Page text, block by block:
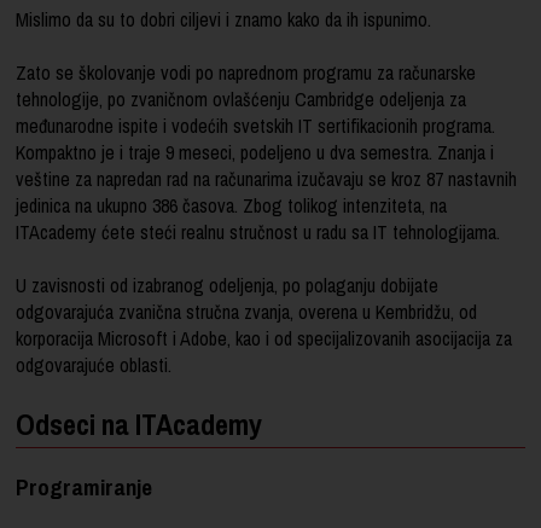
Mislimo da su to dobri ciljevi i znamo kako da ih ispunimo.
Zato se školovanje vodi po naprednom programu za računarske
tehnologije, po zvaničnom ovlašćenju Cambridge odeljenja za
međunarodne ispite i vodećih svetskih IT sertifikacionih programa.
Kompaktno je i traje 9 meseci, podeljeno u dva semestra. Znanja i
veštine za napredan rad na računarima izučavaju se kroz 87 nastavnih
jedinica na ukupno 386 časova. Zbog tolikog intenziteta, na
ITAcademy ćete steći realnu stručnost u radu sa IT tehnologijama.
U zavisnosti od izabranog odeljenja, po polaganju dobijate
odgovarajuća zvanična stručna zvanja, overena u Kembridžu, od
korporacija Microsoft i Adobe, kao i od specijalizovanih asocijacija za
odgovarajuće oblasti.
Odseci na ITAcademy
Programiranje